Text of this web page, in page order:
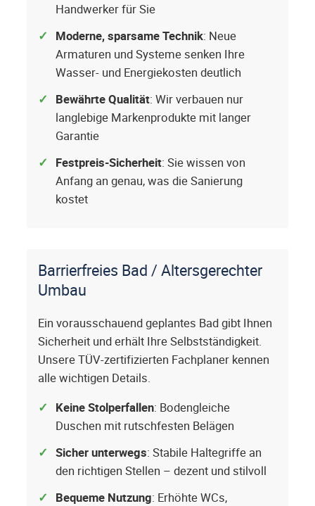
Handwerker für Sie
Moderne, sparsame Technik: Neue
Armaturen und Systeme senken Ihre
Wasser- und Energiekosten deutlich
Bewährte Qualität: Wir verbauen nur
langlebige Markenprodukte mit langer
Garantie
Festpreis-Sicherheit: Sie wissen von
Anfang an genau, was die Sanierung
kostet
Barrierfreies Bad / Altersgerechter
Umbau
Ein vorausschauend geplantes Bad gibt Ihnen
Sicherheit und erhält Ihre Selbstständigkeit.
Unsere TÜV-zertifizierten Fachplaner kennen
alle wichtigen Details.
Keine Stolperfallen: Bodengleiche
Duschen mit rutschfesten Belägen
Sicher unterwegs: Stabile Haltegriffe an
den richtigen Stellen – dezent und stilvoll
Bequeme Nutzung: Erhöhte WCs,